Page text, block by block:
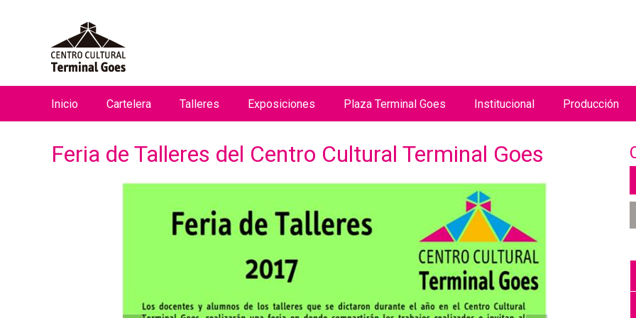
Feria de Talleres del Centro Cultural Terminal Goes
n
Inicio Cartelera Talleres Exposiciones Plaza Terminal Goes Institucional Producción